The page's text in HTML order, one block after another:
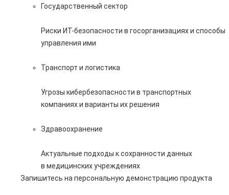
Государственный сектор
Риски ИТ-безопасности в госорганизациях и способы
управления ими
Транспорт и логистика
Угрозы кибербезопасности в транспортных
компаниях и варианты их решения
Здравоохранение
Актуальные подходы к сохранности данных
в медицинских учреждениях
Запишитесь на персональную демонстрацию продукта